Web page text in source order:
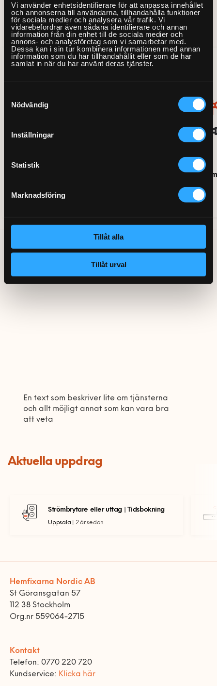
Vi använder enhetsidentifierare för att anpassa innehållet
och annonserna till användarna, tillhandahålla funktioner
för sociala medier och analysera vår trafik. Vi
vidarebefordrar även sådana identifierare och annan
information från din enhet till de sociala medier och
annons- och analysföretag som vi samarbetar med.
Dessa kan i sin tur kombinera informationen med annan
information som du har tillhandahållit eller som de har
samlat in när du har använt deras tjänster.
Nödvändig
Inställningar
Statistik
Marknadsföring
Tillåt alla
Tillåt urval
Popular services
Målning av
Från 2158kr
En text som beskriver lite om tjänsterna
och allt möjligt annat som kan vara bra
att veta
Aktuella uppdrag
Strömbrytare eller uttag | Tidsbokning
Uppsala | 2 år sedan
Hemfixarna Nordic AB
St Göransgatan 57
112 38 Stockholm
Org.nr 559064-2715
Kontakt
Telefon: 0770 220 720
Kundservice: Klicka här